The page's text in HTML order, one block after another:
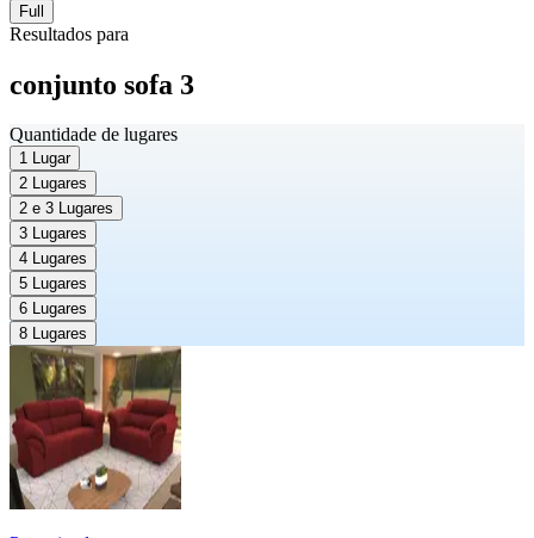
Full
Resultados para
conjunto sofa 3
Quantidade de lugares
1 Lugar
2 Lugares
2 e 3 Lugares
3 Lugares
4 Lugares
5 Lugares
6 Lugares
8 Lugares